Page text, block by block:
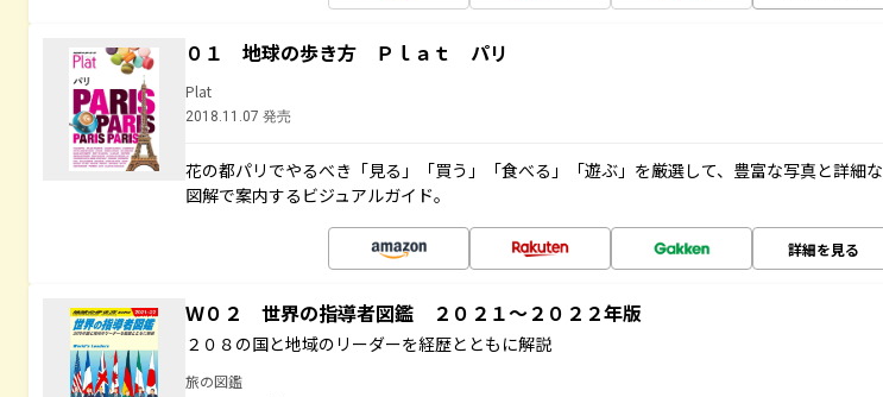
０１ 地球の歩き方 Ｐｌａｔ パリ
Plat
2018.11.07 発売
花の都パリでやるべき「見る」「買う」「食べる」「遊ぶ」を厳選して、豊富な写真と詳細な
図解で案内するビジュアルガイド。
詳細を見る
Ｗ０２ 世界の指導者図鑑 ２０２１～２０２２年版
２０８の国と地域のリーダーを経歴とともに解説
旅の図鑑